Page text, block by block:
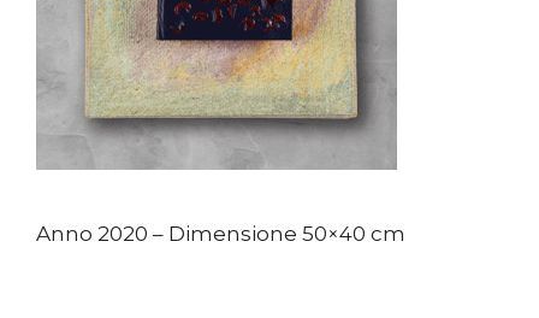
Anno 2020 – Dimensione 50×40 cm